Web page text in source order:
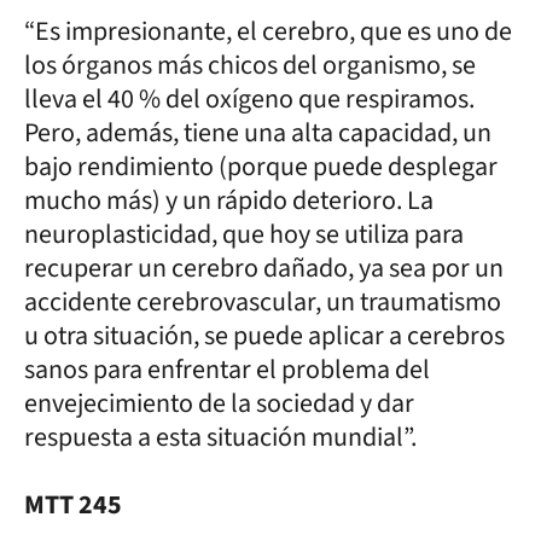
“Es impresionante, el cerebro, que es uno de
los órganos más chicos del organismo, se
lleva el 40 % del oxígeno que respiramos.
Pero, además, tiene una alta capacidad, un
bajo rendimiento (porque puede desplegar
mucho más) y un rápido deterioro. La
neuroplasticidad, que hoy se utiliza para
recuperar un cerebro dañado, ya sea por un
accidente cerebrovascular, un traumatismo
u otra situación, se puede aplicar a cerebros
sanos para enfrentar el problema del
envejecimiento de la sociedad y dar
respuesta a esta situación mundial”.
MTT 245